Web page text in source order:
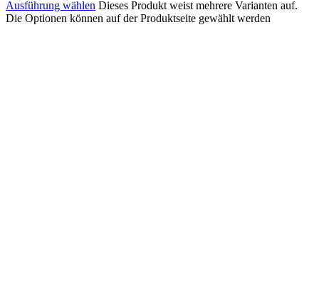
Ausführung wählen Dieses Produkt weist mehrere Varianten auf.
Die Optionen können auf der Produktseite gewählt werden